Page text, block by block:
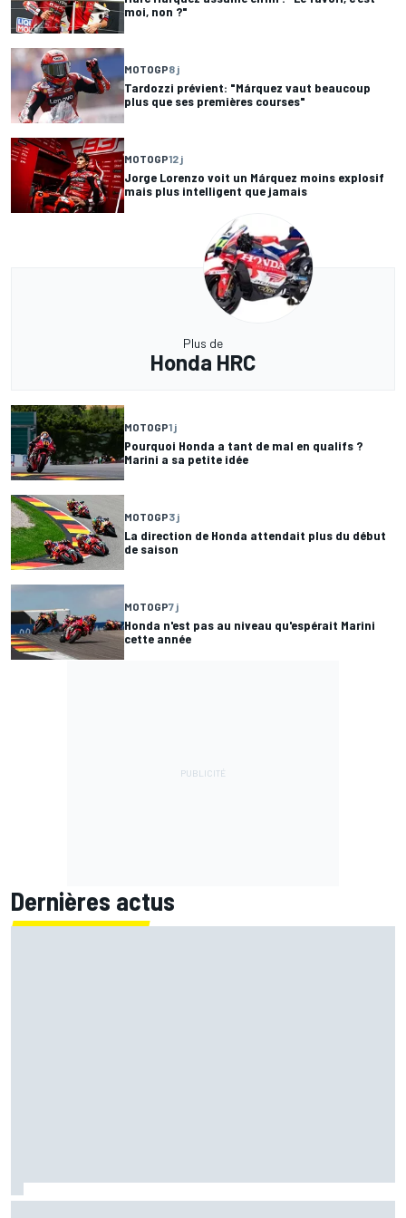
moi, non ?"
MOTOGP8 j
Tardozzi prévient: "Márquez vaut beaucoup
plus que ses premières courses"
MOTOGP12 j
Jorge Lorenzo voit un Márquez moins explosif
mais plus intelligent que jamais
Plus de
Honda HRC
MOTOGP1 j
Pourquoi Honda a tant de mal en qualifs ?
Marini a sa petite idée
MOTOGP3 j
La direction de Honda attendait plus du début
de saison
MOTOGP7 j
Honda n'est pas au niveau qu'espérait Marini
cette année
Dernières actus